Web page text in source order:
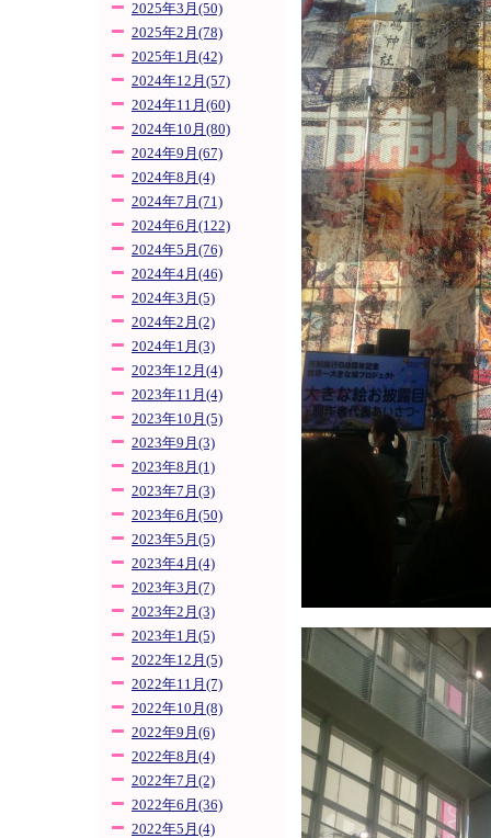
2025年3月(50)
2025年2月(78)
2025年1月(42)
2024年12月(57)
2024年11月(60)
2024年10月(80)
2024年9月(67)
2024年8月(4)
2024年7月(71)
2024年6月(122)
2024年5月(76)
2024年4月(46)
2024年3月(5)
2024年2月(2)
2024年1月(3)
2023年12月(4)
2023年11月(4)
2023年10月(5)
2023年9月(3)
2023年8月(1)
2023年7月(3)
2023年6月(50)
2023年5月(5)
2023年4月(4)
2023年3月(7)
2023年2月(3)
2023年1月(5)
2022年12月(5)
2022年11月(7)
2022年10月(8)
2022年9月(6)
2022年8月(4)
2022年7月(2)
2022年6月(36)
2022年5月(4)